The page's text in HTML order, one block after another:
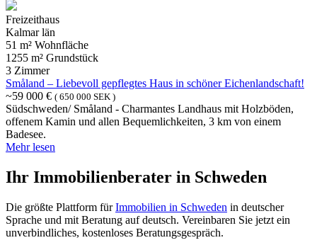
Freizeithaus
Kalmar län
51 m² Wohnfläche
1255 m² Grundstück
3 Zimmer
Småland – Liebevoll gepflegtes Haus in schöner Eichenlandschaft!
~59 000 € ( 650 000 SEK )
Südschweden/ Småland - Charmantes Landhaus mit Holzböden,
offenem Kamin und allen Bequemlichkeiten, 3 km von einem
Badesee.
Mehr lesen
Ihr Immobilienberater in Schweden
Die größte Plattform fürImmobilien in Schweden in deutscher
Sprache und mit Beratung auf deutsch. Vereinbaren Sie jetzt ein
unverbindliches, kostenloses Beratungsgespräch.